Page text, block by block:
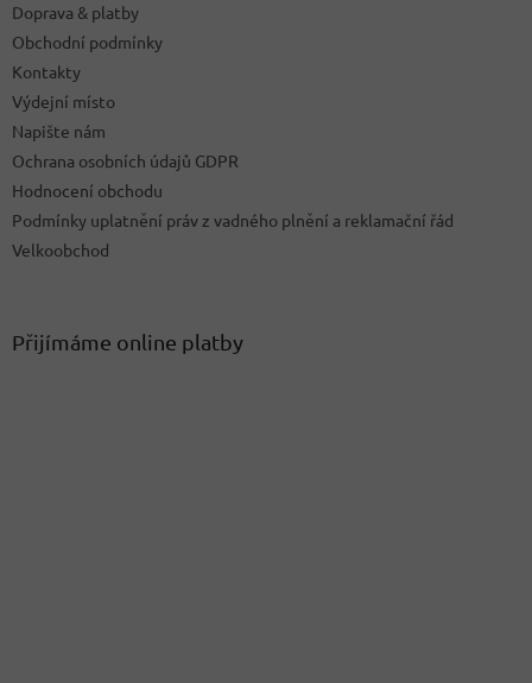
Doprava & platby
Obchodní podmínky
Kontakty
Výdejní místo
Napište nám
Ochrana osobních údajů GDPR
Hodnocení obchodu
Podmínky uplatnění práv z vadného plnění a reklamační řád
Velkoobchod
Přijímáme online platby